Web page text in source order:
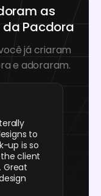
as
Pacdora
já criaram
e adoraram.
to
up is so
client
Great